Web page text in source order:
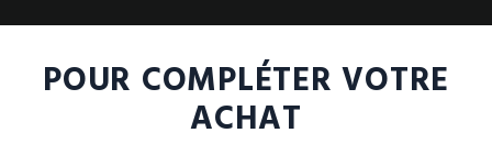
POUR COMPLÉTER VOTRE
ACHAT